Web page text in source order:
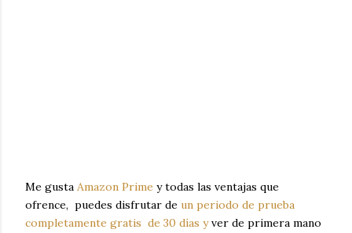
Me gusta Amazon Prime y todas las ventajas que
ofrence, puedes disfrutar de un periodo de prueba
completamente gratis de 30 días yver de primera mano